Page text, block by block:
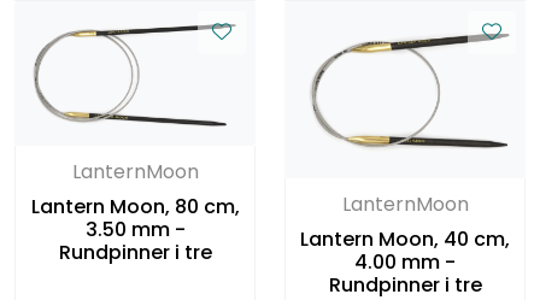
LanternMoon
Lantern Moon, 80 cm,
3.50 mm -
Rundpinner i tre
LanternMoon
Lantern Moon, 40 cm,
4.00 mm -
Rundpinner i tre